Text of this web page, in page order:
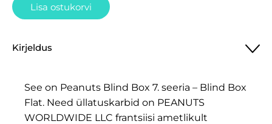
Lisa ostukorvi
Kirjeldus
See on Peanuts Blind Box 7. seeria – Blind Box
Flat. Need üllatuskarbid on PEANUTS
WORLDWIDE LLC frantsiisi ametlikult